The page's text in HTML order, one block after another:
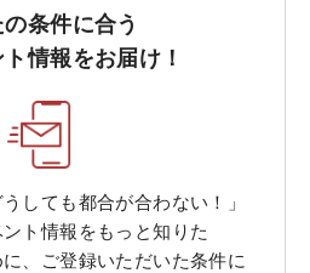
条件に合う
情報をお届け！
しても都合が合わない！」
ト情報をもっと知りた
、ご登録いただいた条件に